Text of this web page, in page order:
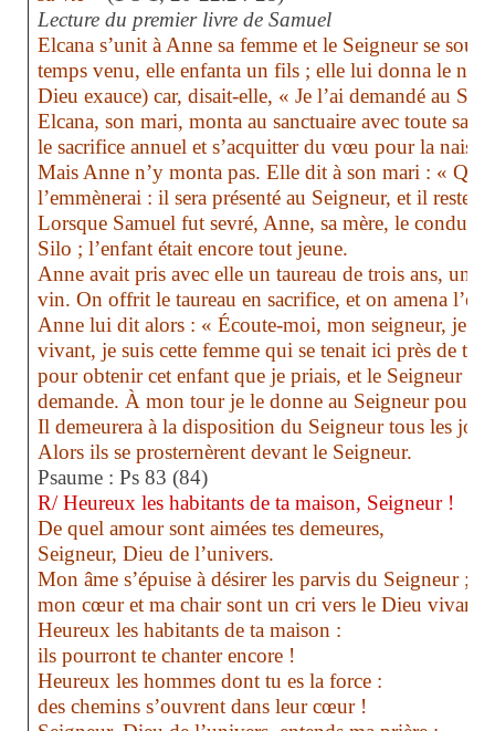
Lecture du premier livre de Samuel
Elcana s’unit à Anne sa femme et le Seigneur se
temps venu, elle enfanta un fils ; elle lui donna le
Dieu exauce) car, disait-elle, « Je l’ai demandé au
Elcana, son mari, monta au sanctuaire avec toute sa
le sacrifice annuel et s’acquitter du vœu pour la
Mais Anne n’y monta pas. Elle dit à son mari : «
l’emmènerai : il sera présenté au Seigneur, et il
Lorsque Samuel fut sevré, Anne, sa mère, le
Silo ; l’enfant était encore tout jeune.
Anne avait pris avec elle un taureau de trois ans, un
vin. On offrit le taureau en sacrifice, et on amena
Anne lui dit alors : « Écoute-moi, mon seigneur, je
vivant, je suis cette femme qui se tenait ici près de toi
pour obtenir cet enfant que je priais, et le Seigneur
demande. À mon tour je le donne au Seigneur pour
Il demeurera à la disposition du Seigneur tous les
Alors ils se prosternèrent devant le Seigneur.
Psaume : Ps 83 (84)
R/ Heureux les habitants de ta maison, Seigneur !
De quel amour sont aimées tes demeures,
Seigneur, Dieu de l’univers.
Mon âme s’épuise à désirer les parvis du Seigneur ;
mon cœur et ma chair sont un cri vers le Dieu vivant !
Heureux les habitants de ta maison :
ils pourront te chanter encore !
Heureux les hommes dont tu es la force :
des chemins s’ouvrent dans leur cœur !